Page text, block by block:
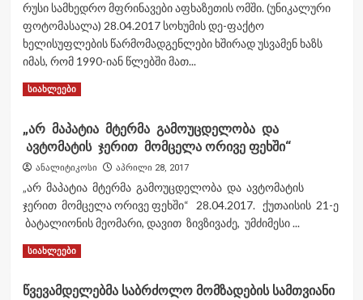
საწვრთნელ
კომპლექსზე
GBU-
43/B
საავიაციო
განხორცილებული
დაბომბვის
შედეგად
გაანდგურებული
ISSI
ბაზის
ვიდეოს
ავრცელებს.
რუსი სამხედრო მფრინავები აფხაზეთის ომში. (უნიკალური
ფოტომასალა) 28.04.2017 სოხუმის დე-ფაქტო
ხელისუფლების წარმომადგენლები ხშირად უსვამენ ხაზს
იმას, რომ 1990-იან წლებში მათ...
Read MoreRead
რუსი
სამხედრო
მფრინავები
ომში.
(უნიკალური
ფოტომასალა)
სიახლეები
„არ მაპატია მტერმა გამოუცდელობა და
ავტომატის ჯერით მომცელა ორივე ფეხში“
ანალიტიკოსი აპრილი 28, 2017
„არ მაპატია მტერმა გამოუცდელობა და ავტომატის
ჯერით მომცელა ორივე ფეხში“ 28.04.2017. ქუთაისის 21-ე
ბატალიონის მეომარი, დავით ზივზივაძე, უმძიმესი ...
Read MoreRead
„არ
სიახლეები
წვევამდელებმა საბრძოლო მომზადების სამთვიანი